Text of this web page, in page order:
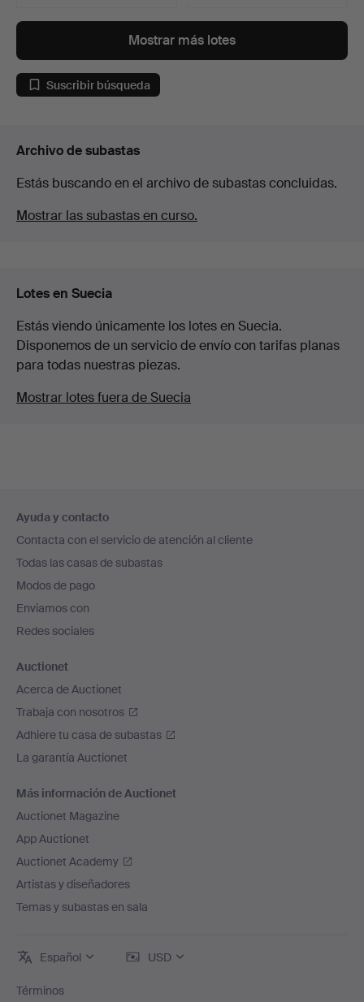
Mostrar más lotes
Suscribir búsqueda
Archivo de subastas
Estás buscando en el archivo de subastas concluidas.
Mostrar las subastas en curso.
Lotes en Suecia
Estás viendo únicamente los lotes en Suecia.
Disponemos de un servicio de envío con tarifas planas
para todas nuestras piezas.
Mostrar lotes fuera de Suecia
en
el
pie
de
página
Ayuda y contacto
Contacta con el servicio de atención al cliente
Todas las casas de subastas
Modos de pago
Enviamos con
Redes sociales
Auctionet
Acerca de Auctionet
Trabaja con nosotros
Adhiere tu casa de subastas
La garantía Auctionet
Más información de Auctionet
Auctionet Magazine
App Auctionet
Auctionet Academy
Artistas y diseñadores
Temas y subastas en sala
Español USD
Términos